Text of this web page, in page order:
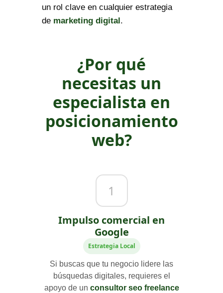
un rol clave en cualquier estrategia
de marketing digital .
¿Por qué
necesitas un
especialista en
posicionamiento
web?
1
Impulso comercial en
Google
Estrategia Local
Si buscas que tu negocio lidere las
búsquedas digitales, requieres el
apoyo de un consultor seo freelance